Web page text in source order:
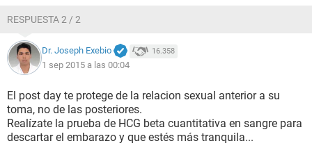
RESPUESTA 2 / 2
Dr. Joseph Exebio 16.358
1 sep 2015 a las 00:04
El post day te protege de la relacion sexual anterior a su
toma, no de las posteriores.
Realízate la prueba de HCG beta cuantitativa en sangre para
descartar el embarazo y que estés más tranquila...